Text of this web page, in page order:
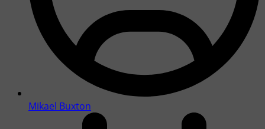
Mikael Buxton